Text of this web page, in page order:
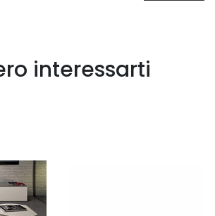
interessarti